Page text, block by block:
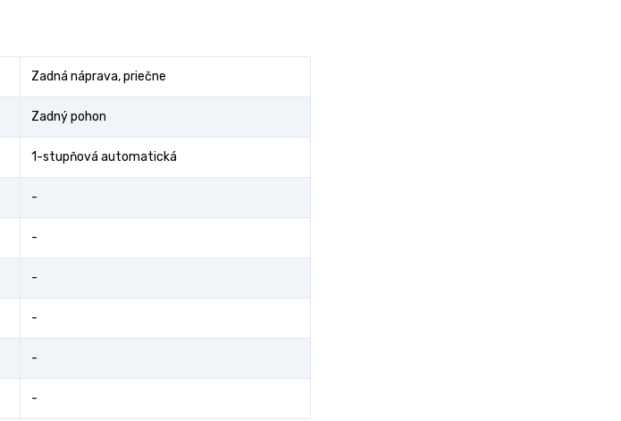
Zadná náprava, priečne
Zadný pohon
1-stupňová automatická
-
-
-
-
-
-